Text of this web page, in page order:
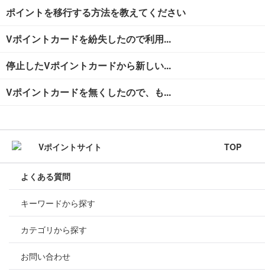
ポイントを移行する方法を教えてください
Vポイントカードを紛失したので利用...
停止したVポイントカードから新しい...
Vポイントカードを無くしたので、も...
TOP
よくある質問
キーワードから探す
カテゴリから探す
お問い合わせ